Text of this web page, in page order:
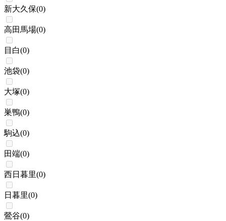
新大久保(0)
高田馬場(0)
目白(0)
池袋(0)
大塚(0)
巣鴨(0)
駒込(0)
田端(0)
西日暮里(0)
日暮里(0)
鶯谷(0)